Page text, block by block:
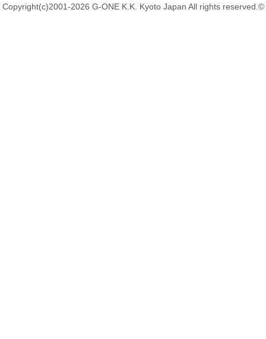
Copyright(c)2001-2026 G-ONE K.K. Kyoto Japan All rights reserved.©